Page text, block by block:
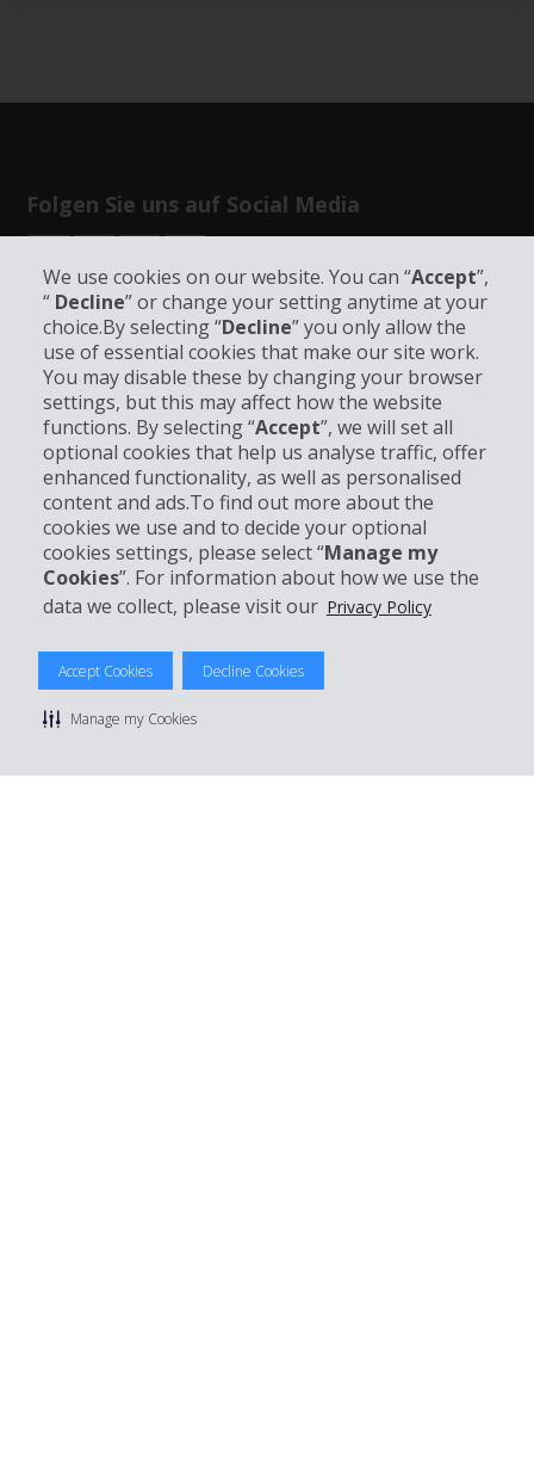
We use cookies on our website. You can “Accept”,
“ Decline” or change your setting anytime at your
choice.By selecting “Decline” you only allow the
use of essential cookies that make our site work.
You may disable these by changing your browser
settings, but this may affect how the website
functions. By selecting “Accept”, we will set all
optional cookies that help us analyse traffic, offer
enhanced functionality, as well as personalised
content and ads.To find out more about the
cookies we use and to decide your optional
cookies settings, please select “Manage my
Cookies”. For information about how we use the
data we collect, please visit our Privacy Policy
Accept Cookies Decline Cookies
Manage my Cookies
Folgen Sie uns auf Social Media
Unternehmensinformation
Partner
Kundenservice
Mieten bei Hertz
© 2026 The Hertz System, Inc.
Datenschutzrichtlinie
Sitemap Cookies verwalten